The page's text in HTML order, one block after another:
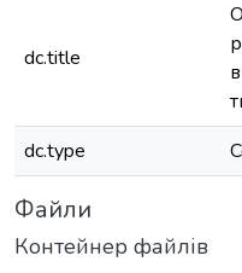
dc.title
dc.type
Файли
Контейнер файлів